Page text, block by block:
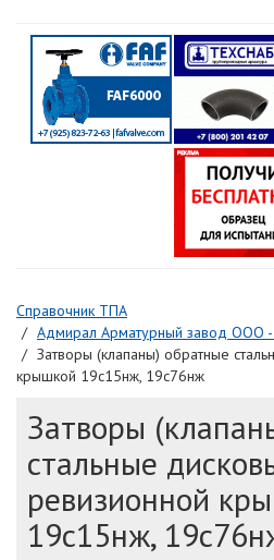
Справочник ТПА
Адмирал Арматурный завод ООО -
Затворы (клапаны) обратные
крышкой 19с15нж, 19с76нж
Затворы
стальные
ревизионной
19с15нж,